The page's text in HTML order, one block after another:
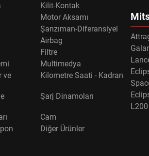
Kilit-Kontak
Motor Aksamı
Şanzıman-Diferansiyel
Airbag
Filtre
Multimedya
ve
Kilometre Saati - Kadran
Şarj Dinamoları
Cam
Diğer Ürünler
L200